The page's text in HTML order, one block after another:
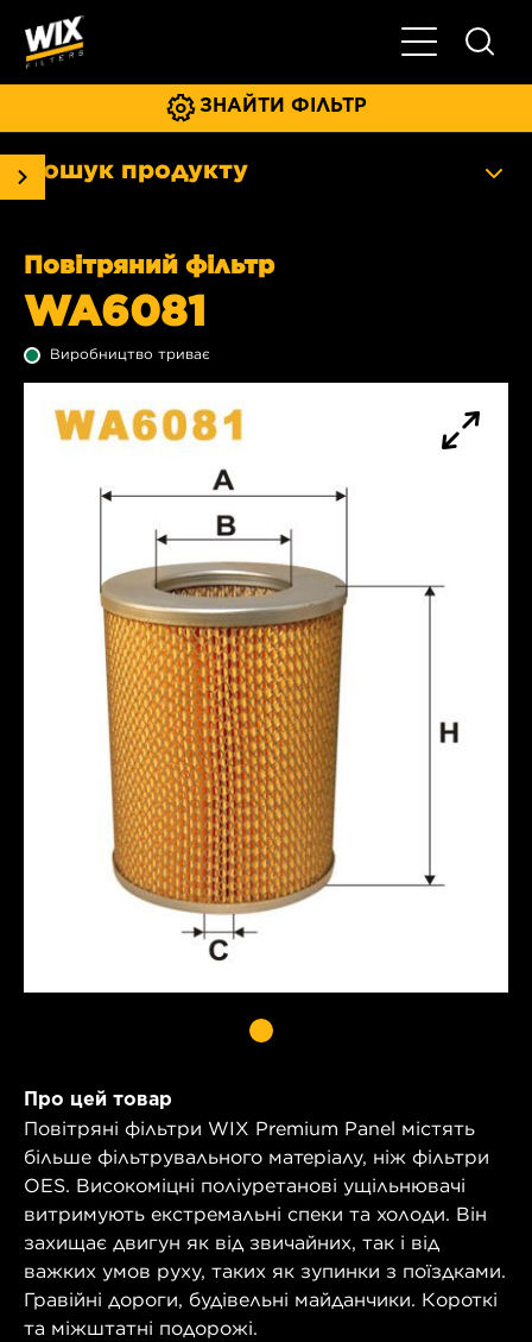
Увімкнути/
ЗНАЙТИ ФІЛЬТР
Пошук продукту
Повітряний фільтр
WA6081
Виробництво триває
Про цей товар
Повітряні фільтри WIX Premium Panel містять
більше фільтрувального матеріалу, ніж фільтри
OES. Високоміцні поліуретанові ущільнювачі
витримують екстремальні спеки та холоди. Він
захищає двигун як від звичайних, так і від
важких умов руху, таких як зупинки з поїздками.
Гравійні дороги, будівельні майданчики. Короткі
та міжштатні подорожі.